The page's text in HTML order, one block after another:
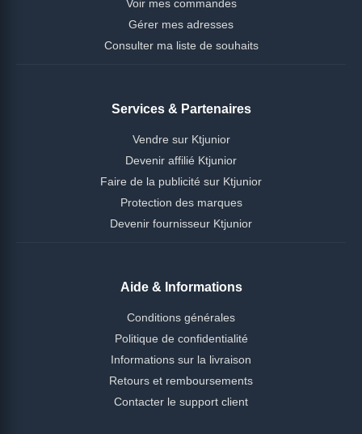
Voir mes commandes
Gérer mes adresses
Consulter ma liste de souhaits
Services & Partenaires
Vendre sur Ktjunior
Devenir affilié Ktjunior
Faire de la publicité sur Ktjunior
Protection des marques
Devenir fournisseur Ktjunior
Aide & Informations
Conditions générales
Politique de confidentialité
Informations sur la livraison
Retours et remboursements
Contacter le support client